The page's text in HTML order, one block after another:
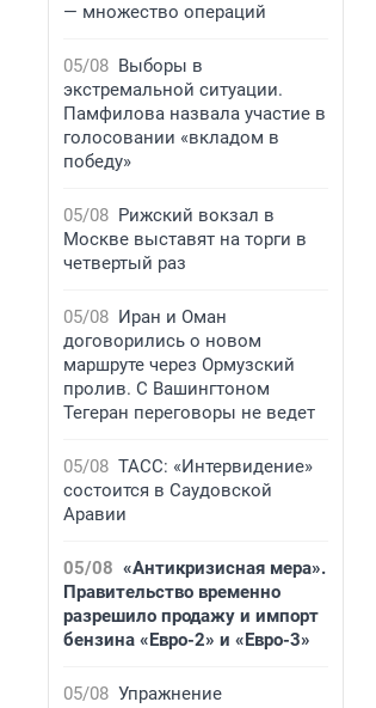
— множество операций
05/08 Выборы в
экстремальной ситуации.
Памфилова назвала участие в
голосовании «вкладом в
победу»
05/08 Рижский вокзал в
Москве выставят на торги в
четвертый раз
05/08 Иран и Оман
договорились о новом
маршруте через Ормузский
пролив. С Вашингтоном
Тегеран переговоры не ведет
05/08 ТАСС: «Интервидение»
состоится в Саудовской
Аравии
05/08 «Антикризисная мера».
Правительство временно
разрешило продажу и импорт
бензина «Евро-2» и «Евро-3»
05/08 Упражнение